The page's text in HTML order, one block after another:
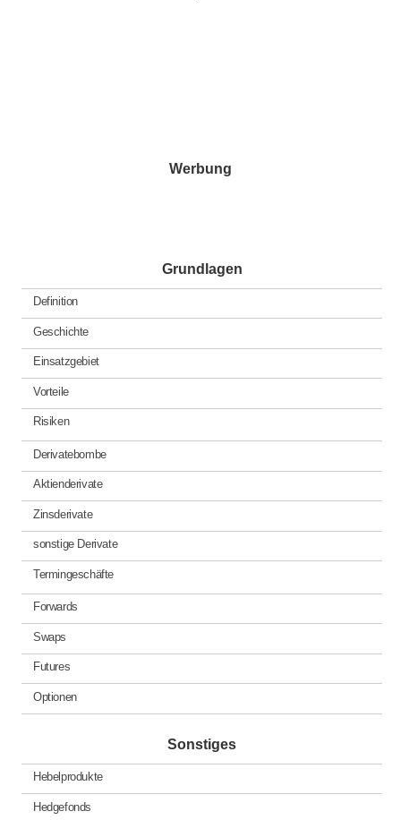
Werbung
Grundlagen
Definition
Geschichte
Einsatzgebiet
Vorteile
Risiken
Derivatebombe
Aktienderivate
Zinsderivate
sonstige Derivate
Termingeschäfte
Forwards
Swaps
Futures
Optionen
Sonstiges
Hebelprodukte
Hedgefonds